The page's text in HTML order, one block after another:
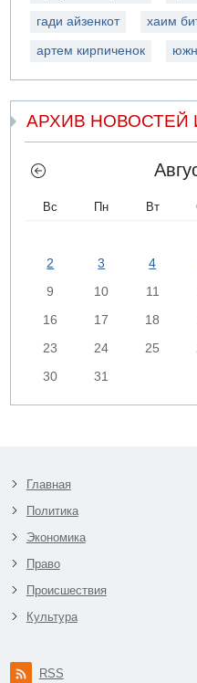
гади айзенкот хаим
артем кирпиченок
АРХИВ НОВОСТЕЙ
Вс Пн Вт
2
3 4
9
10 11
16
17 18
23
24 25
30
31
Главная
Политика
Экономика
Право
Происшествия
Культура
RSS